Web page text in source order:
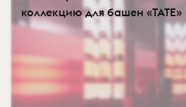
коллекцию для башен «TATE»